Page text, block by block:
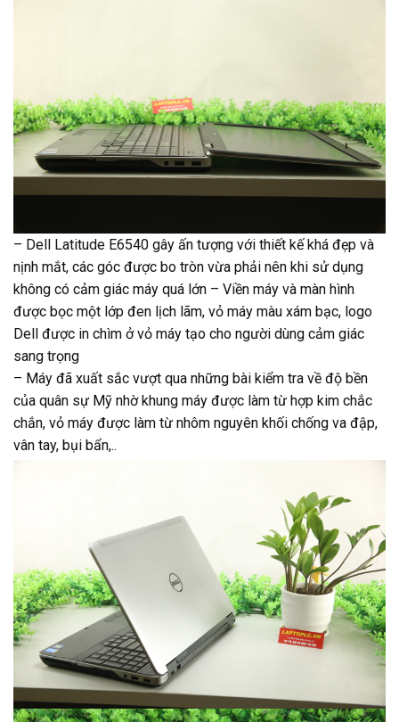
– Dell Latitude E6540 gây ấn tượng với thiết kế khá đẹp và
nịnh mắt, các góc được bo tròn vừa phải nên khi sử dụng
không có cảm giác máy quá lớn – Viền máy và màn hình
được bọc một lớp đen lịch lãm, vỏ máy màu xám bạc, logo
Dell được in chìm ở vỏ máy tạo cho người dùng cảm giác
sang trọng
– Máy đã xuất sắc vượt qua những bài kiểm tra về độ bền
của quân sự Mỹ nhờ khung máy được làm từ hợp kim chắc
chắn, vỏ máy được làm từ nhôm nguyên khối chống va đập,
vân tay, bụi bẩn,..